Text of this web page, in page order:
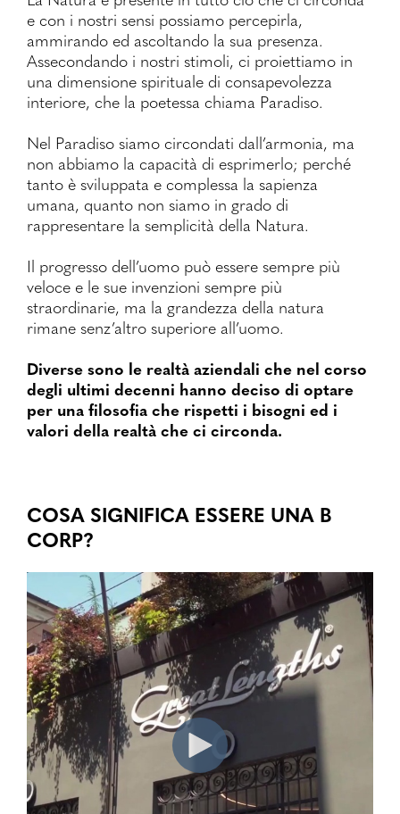
e con i nostri sensi possiamo percepirla,
ammirando ed ascoltando la sua presenza.
Assecondando i nostri stimoli, ci proiettiamo in
una dimensione spirituale di consapevolezza
interiore, che la poetessa chiama Paradiso.
Nel Paradiso siamo circondati dall’armonia, ma
non abbiamo la capacità di esprimerlo; perché
tanto è sviluppata e complessa la sapienza
umana, quanto non siamo in grado di
rappresentare la semplicità della Natura.
Il progresso dell’uomo può essere sempre più
veloce e le sue invenzioni sempre più
straordinarie, ma la grandezza della natura
rimane senz’altro superiore all’uomo.
Diverse sono le realtà aziendali che nel corso
degli ultimi decenni hanno deciso di optare
per una filosofia che rispetti i bisogni ed i
valori della realtà che ci circonda.
COSA SIGNIFICA ESSERE UNA B
CORP?